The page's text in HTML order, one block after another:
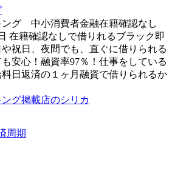
ング 中小消費者金融在籍確認なし
在籍確認なしで借りれるブラック即
祝日、夜間でも、直ぐに借りられる
安心！融資率97％！仕事をしている
日返済の１ヶ月融資で借りられるか
グ掲載店のシリカ
周期